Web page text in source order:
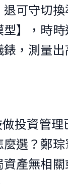
可守切
】，時
，測量
投資管
選？鄭
產無相